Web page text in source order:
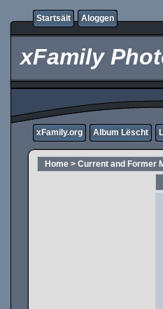
Startsäit Aloggen
xFamily
xFamily.org Album Lëscht
Home > Current and Former